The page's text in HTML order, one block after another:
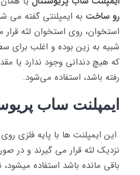
رو ساخت به ایمپلنتی گفته می
استخوان، روی استخوان لثه
شبیه به زین بوده و اغلب برای
که هیچ دندانی وجود ندارد یا
رفته باشد، استفاده می‌شود.
ایمپلنت ساب
این ایمپلنت ها با پایه فلزی
نزدیک لثه قرار می گیرند و در
باقی مانده باشد استفاده